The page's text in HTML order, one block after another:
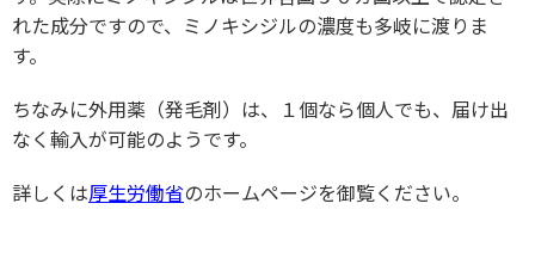
れた成分ですので、ミノキシジルの濃度も多岐に渡りま
す。
ちなみに外用薬（発毛剤）は、１個なら個人でも、届け出
なく輸入が可能のようです。
詳しくは厚生労働省のホームページを御覧ください。